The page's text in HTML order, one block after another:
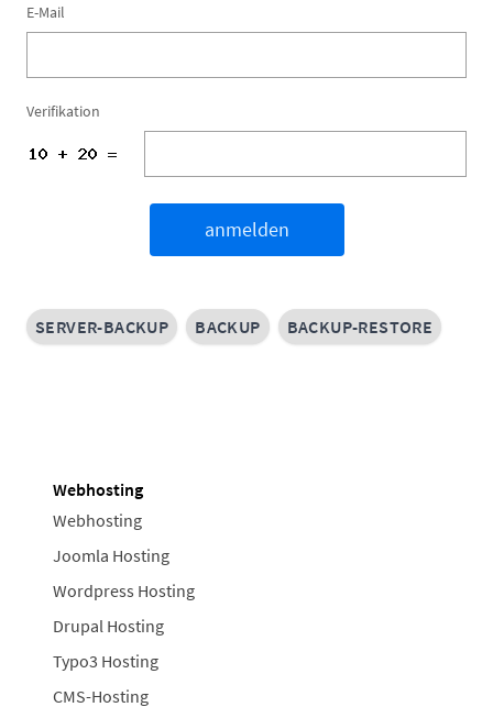
E-Mail
Verifikation
anmelden
SERVER-BACKUP BACKUP BACKUP-RESTORE
Webhosting
Webhosting
Joomla Hosting
Wordpress Hosting
Drupal Hosting
Typo3 Hosting
CMS-Hosting